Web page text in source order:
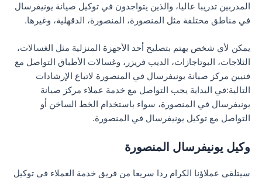
المدربين تدريبا عاليا، والذين يتواجدون في توكيل صيانة يونيفرسال
في مناطق مختلفة مثل المنصورة، المنصورة، الدقهلية، وغيرها.
يمكن لأي شخص يهتم بتصليح أحد الأجهزة المنزلية مثل الغسالات،
الثلاجات، البوتاجازات، الديب فريزر، وغسالات الأطباق التواصل مع
فنيين مركز صيانة يونيفرسال في المنصورة لاتباع الإرشادات
التالية:في البداية يجب التواصل مع خدمة عملاء مركز صيانة
يونيفرسال في المنصورة، سواء باستخدام الخط الساخن أو
التواصل مع توكيل يونيفرسال في المنصورة.
وكيل يونيفرسال المنصورة
سيتلقى عملاؤنا الكرام ردا سريعا من فريق خدمة العملاء في توكيل